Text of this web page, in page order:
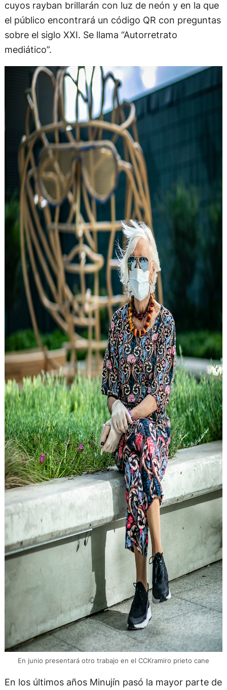
cuyos rayban brillarán con luz de neón y en la que
el público encontrará un código QR con preguntas
sobre el siglo XXI. Se llama “Autorretrato
mediático”.
En junio presentará otro trabajo en el CCKramiro prieto cane
En los últimos años Minujín pasó la mayor parte de